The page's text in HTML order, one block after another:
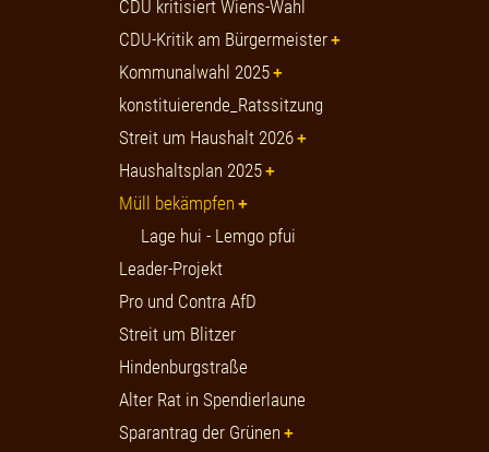
CDU kritisiert Wiens-Wahl
CDU-Kritik am Bürgermeister
Kommunalwahl 2025
konstituierende_Ratssitzung
Streit um Haushalt 2026
Haushaltsplan 2025
Müll bekämpfen
Lage hui - Lemgo pfui
Leader-Projekt
Pro und Contra AfD
Streit um Blitzer
Hindenburgstraße
Alter Rat in Spendierlaune
Sparantrag der Grünen